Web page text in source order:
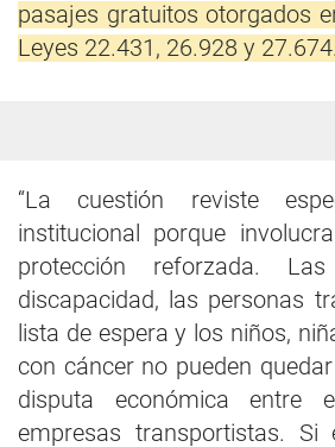
pasajes gratuitos otorgados
Leyes 22.431, 26.928 y 27.674.
“La cuestión reviste
institucional porque
protección reforzada.
discapacidad, las personas
lista de espera y los niños,
con cáncer no pueden
disputa económica entre
empresas transportistas. Si